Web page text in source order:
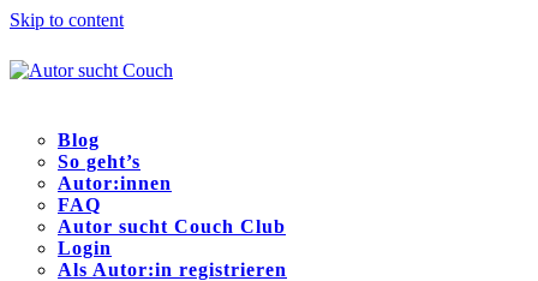
Skip to content
Blog
So geht’s
Autor:innen
FAQ
Autor sucht Couch Club
Login
Als Autor:in registrieren